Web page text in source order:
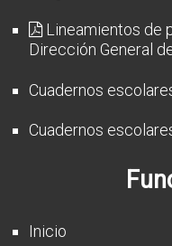
Lineamientos de
Dirección General
Cuadernos
Cuadernos
Inicio